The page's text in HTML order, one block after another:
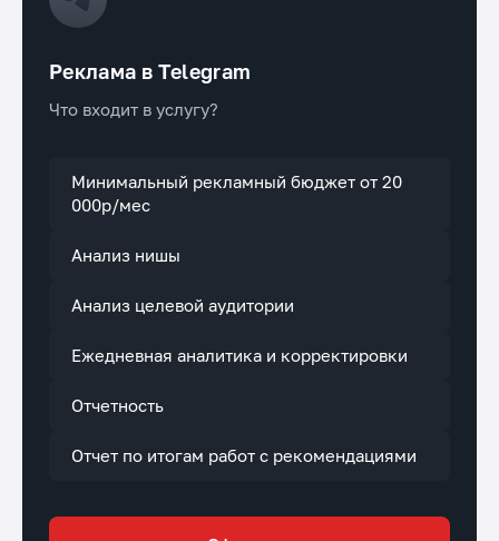
Реклама в Telegram
Что входит в услугу?
Минимальный рекламный бюджет от 20
000р/мес
Анализ нишы
Анализ целевой аудитории
Ежедневная аналитика и корректировки
Отчетность
Отчет по итогам работ с рекомендациями